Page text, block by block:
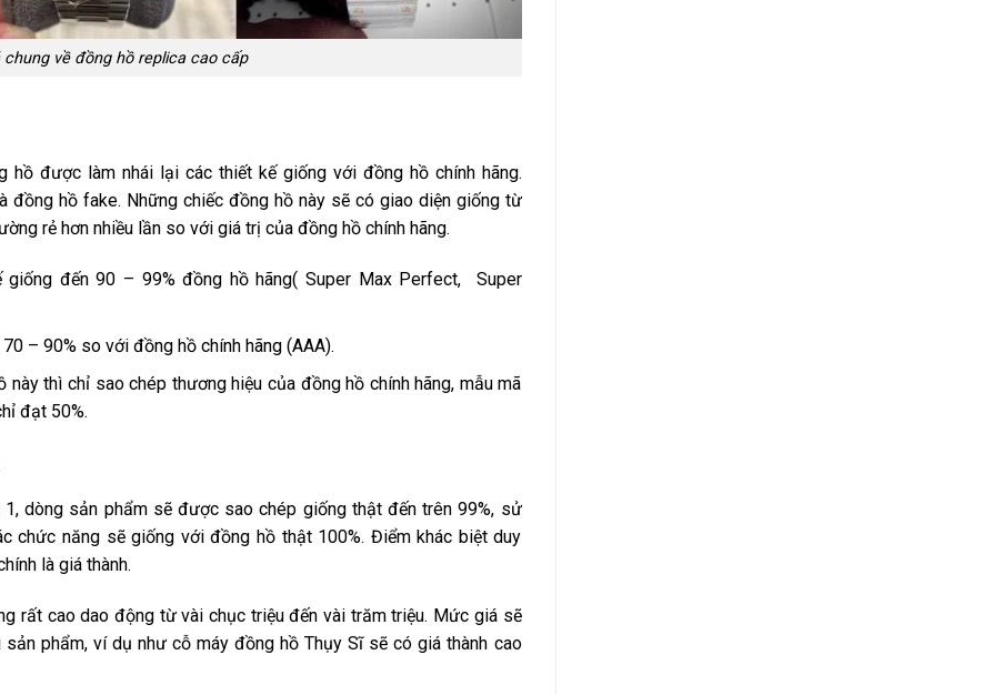
chung về đồng hồ replica cao cấp
hồ được làm nhái lại các thiết kế giống với đồng hồ chính hãng.
đồng hồ fake. Những chiếc đồng hồ này sẽ có giao diện giống từ
rẻ hơn nhiều lần so với giá trị của đồng hồ chính hãng.
đến 90 – 99% đồng hồ hãng( Super Max Perfect, Super
– 90% so với đồng hồ chính hãng (AAA).
thì chỉ sao chép thương hiệu của đồng hồ chính hãng, mẫu mã
đạt 50%.
dòng sản phẩm sẽ được sao chép giống thật đến trên 99%, sử
chức năng sẽ giống với đồng hồ thật 100%. Điểm khác biệt duy
là giá thành.
rất cao dao động từ vài chục triệu đến vài trăm triệu. Mức giá sẽ
phẩm, ví dụ như cỗ máy đồng hồ Thụy Sĩ sẽ có giá thành cao